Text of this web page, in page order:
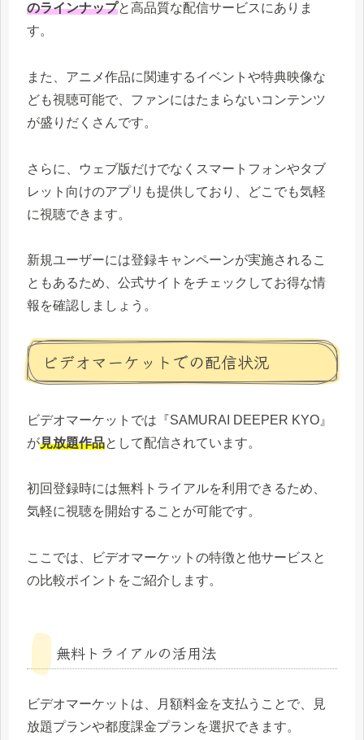
のラインナップと高品質な配信サービスにありま
す。
また、アニメ作品に関連するイベントや特典映像な
ども視聴可能で、ファンにはたまらないコンテンツ
が盛りだくさんです。
さらに、ウェブ版だけでなくスマートフォンやタブ
レット向けのアプリも提供しており、どこでも気軽
に視聴できます。
新規ユーザーには登録キャンペーンが実施されるこ
ともあるため、公式サイトをチェックしてお得な情
報を確認しましょう。
ビデオマーケットでの配信状況
ビデオマーケットでは『SAMURAI DEEPER KYO』
が見放題作品として配信されています。
初回登録時には無料トライアルを利用できるため、
気軽に視聴を開始することが可能です。
ここでは、ビデオマーケットの特徴と他サービスと
の比較ポイントをご紹介します。
無料トライアルの活用法
ビデオマーケットは、月額料金を支払うことで、見
放題プランや都度課金プランを選択できます。